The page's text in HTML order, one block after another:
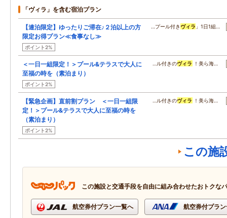
「ヴィラ」を含む宿泊プラン
【連泊限定】ゆったりご滞在♪２泊以上の方
限定お得プラン≪食事なし≫
ポイント2%
…プール付き ヴィラ 」1日1組…
＜一日一組限定！＞プール&テラスで大人に
至福の時を（素泊まり）
ポイント2%
…ル付きのヴィラ ！美ら海…
【緊急企画】直前割プラン ＜一日一組限
定！＞プール&テラスで大人に至福の時を
（素泊まり）
ポイント2%
…ル付きのヴィラ ！美ら海…
この施
この施設と交通手段を自由に組み合わせたおトクな
航空券付プラン一覧へ 航空券付プラ